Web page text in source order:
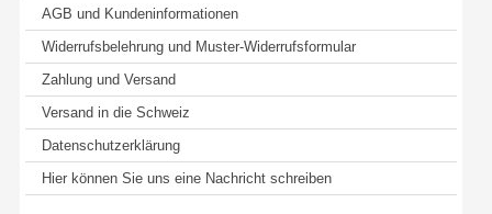
AGB und Kundeninformationen
Widerrufsbelehrung und Muster-Widerrufsformular
Zahlung und Versand
Versand in die Schweiz
Datenschutzerklärung
Hier können Sie uns eine Nachricht schreiben